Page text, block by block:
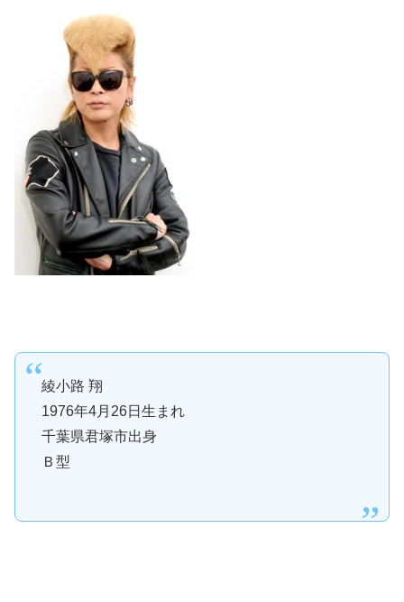
綾小路 翔
1976年4月26日生まれ
千葉県君塚市出身
Ｂ型